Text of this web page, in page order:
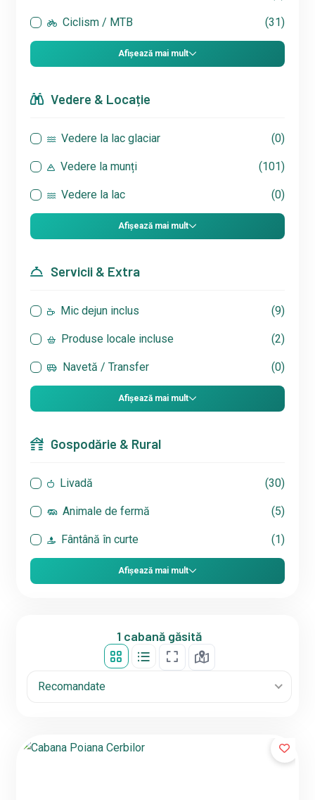
Ciclism / MTB (31)
Afișează mai mult
Vedere & Locație
Vedere la lac glaciar (0)
Vedere la munți (101)
Vedere la lac (0)
Afișează mai mult
Servicii & Extra
Mic dejun inclus (9)
Produse locale incluse (2)
Navetă / Transfer (0)
Afișează mai mult
Gospodărie & Rural
Livadă (30)
Animale de fermă (5)
Fântână în curte (1)
Afișează mai mult
1 cabană găsită
Recomandate